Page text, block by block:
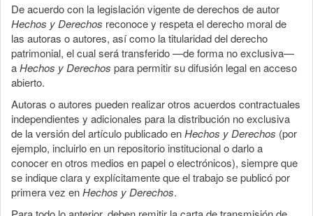
De acuerdo con la legislación vigente de derechos de autor
Hechos y Derechos reconoce y respeta el derecho moral de
las autoras o autores, así como la titularidad del derecho
patrimonial, el cual será transferido —de forma no exclusiva—
aHechos y Derechos para permitir su difusión legal en acceso
abierto.
Autoras o autores pueden realizar otros acuerdos contractuales
independientes y adicionales para la distribución no exclusiva
de la versión del artículo publicado enHechos y Derechos (por
ejemplo, incluirlo en un repositorio institucional o darlo a
conocer en otros medios en papel o electrónicos), siempre que
se indique clara y explícitamente que el trabajo se publicó por
primera vez enHechos y Derechos.